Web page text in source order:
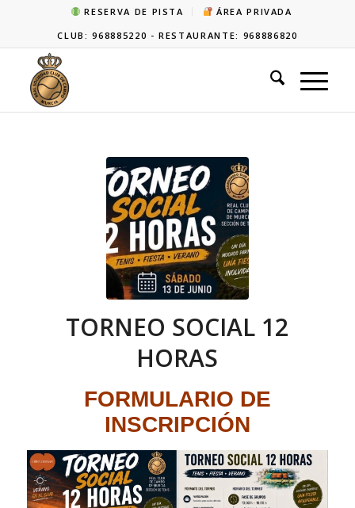
RESERVA DE PISTA
ÁREA PRIVADA
CLUB: 968885220 - RESTAURANTE: 968886820
TORNEO SOCIAL 12
HORAS
FORMULARIO DE
INSCRIPCIÓN